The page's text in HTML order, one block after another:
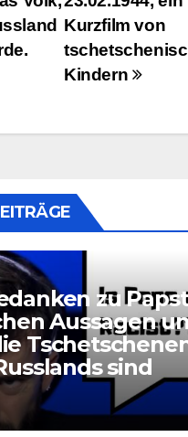
Kurzfilm von
Kindern
zu
Aussagen
sind